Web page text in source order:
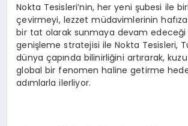
Nokta Tesisleri’nin, her yeni şubesi ile
çevirmeyi, lezzet müdavimlerinin
bir tat olarak sunmaya devam edeceği
genişleme stratejisi ile Nokta Tesisleri,
dünya çapında bilinirliğini artırarak,
global bir fenomen haline getirme
adımlarla ilerliyor.